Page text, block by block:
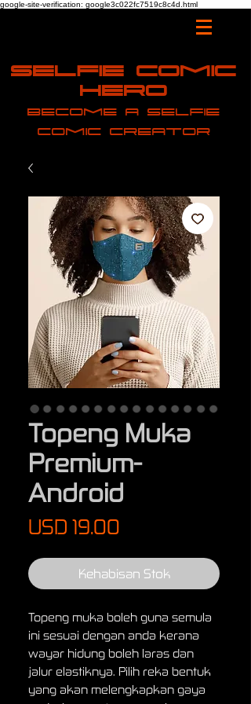
google-site-verification: google3c022fc7519c8c4d.html
Selfie Comic
Hero
Become a selfie
comic creator
Topeng Muka
Premium-
Android
USD 19.00
Kehabisan Stok
Topeng muka boleh guna semula
ini sesuai dengan anda kerana
wayar hidung boleh laras dan
jalur elastiknya. Pilih reka bentuk
yang akan melengkapkan gaya